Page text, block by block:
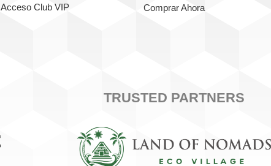
Acceso Club VIP
Comprar Ahora
TRUSTED PARTNERS